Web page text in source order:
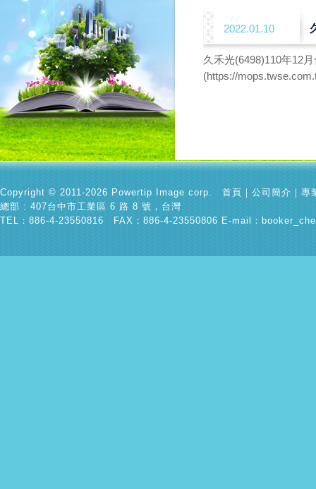
2022.01.10
久禾光(6498)110年12
(https://
Copyright © 2011-2026 Powertip Image corp. 首頁 ｜ 公司簡介 ｜ 專
總部 : 407台中市工業區 6 路 8 號，台灣
TEL：886-4-23550816 FAX：886-4-23550806 E-mail：